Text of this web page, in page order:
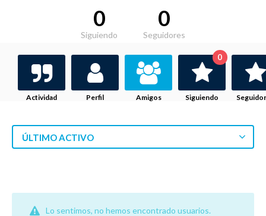
0
Siguiendo
0
Seguidores
Actividad Perfil Amigos Siguiendo
0
ÚLTIMO ACTIVO
Lo sentimos, no hemos encontrado usuarios.